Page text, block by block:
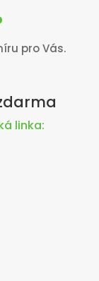
pro Vás.
linka: